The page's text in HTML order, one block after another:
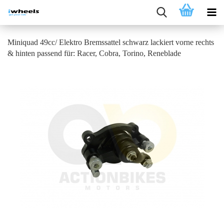
Miniquad 49cc/ Elektro Bremssattel schwarz lackiert vorne rechts
& hinten passend für: Racer, Cobra, Torino, Reneblade